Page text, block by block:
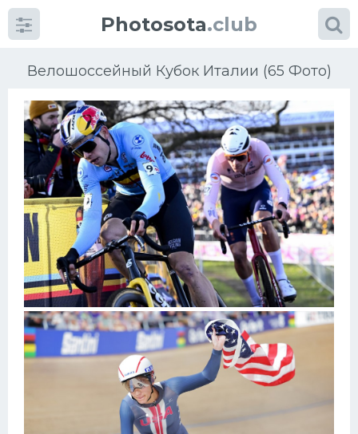
Photosota.club
Велошоссейный Кубок Италии (65 Фото)
Категории Фото
Еще картинки...
Футбол
Баскетбол
Хоккей
Велогонки
Конькобежный спорт